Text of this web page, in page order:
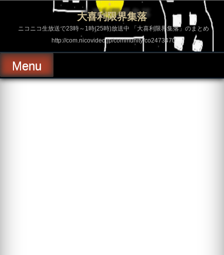
ス
ッ
プ
大喜利限界集落
ニコニコ生放送で23時～1時(25時)放送中 「大喜利限界集落」のまとめ
http://com.nicovideo.jp/community/co2473470
Menu